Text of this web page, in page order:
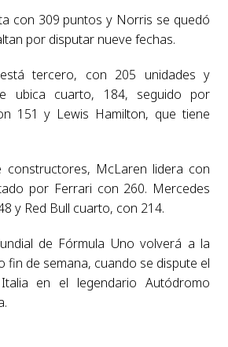
con 309 puntos y Norris se quedó
por disputar nueve fechas.
tercero, con 205 unidades y
ubica cuarto, 184, seguido por
151 y Lewis Hamilton, que tiene
constructores, McLaren lidera con
por Ferrari con 260. Mercedes
y Red Bull cuarto, con 214.
de Fórmula Uno volverá a la
fin de semana, cuando se dispute el
en el legendario Autódromo